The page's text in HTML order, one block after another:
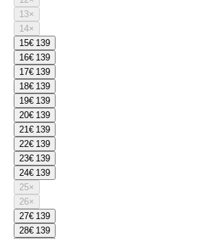
13×
14×
15€ 139
16€ 139
17€ 139
18€ 139
19€ 139
20€ 139
21€ 139
22€ 139
23€ 139
24€ 139
25×
26×
27€ 139
28€ 139